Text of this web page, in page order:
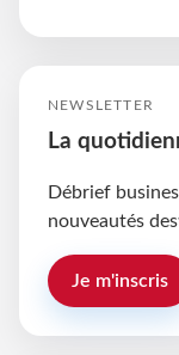
NEWSLETTER
La
Débrief
nouveautés
Je m'inscris